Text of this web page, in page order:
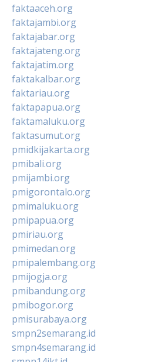
faktaaceh.org
faktajambi.org
faktajabar.org
faktajateng.org
faktajatim.org
faktakalbar.org
faktariau.org
faktapapua.org
faktamaluku.org
faktasumut.org
pmidkijakarta.org
pmibali.org
pmijambi.org
pmigorontalo.org
pmimaluku.org
pmipapua.org
pmiriau.org
pmimedan.org
pmipalembang.org
pmijogja.org
pmibandung.org
pmibogor.org
pmisurabaya.org
smpn2semarang.id
smpn4semarang.id